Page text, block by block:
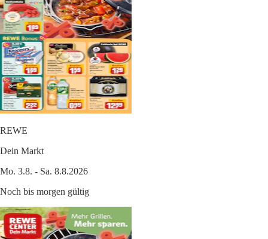
REWE
Dein Markt
Mo. 3.8. - Sa. 8.8.2026
Noch bis morgen gültig